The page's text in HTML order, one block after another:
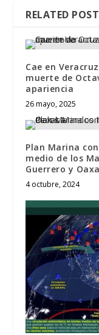
RELATED
Cae en
muerte de
apariencia
26 mayo, 2025
Plan Marina
medio de los
Guerrero y
4 octubre, 2024